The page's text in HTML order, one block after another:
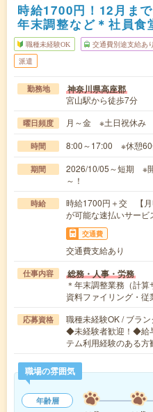
時給1700円！12月ま
年末調整など＊社員食
職種未経験OK 交通費別途支給あり
派遣
勤務地 神奈川県高座郡
宮山駅から徒歩7分
曜日頻度 月～金 ※土日祝休み
時間 8:00～17:00 ※休憩60
期間
2026/10/05～短期 ※
～！
時給
時給1700円＋交 【
が可能な速払いサービ
交通費
交通費支給あり
仕事内容 総務・人事・労務
＊年末調整業務（計
資料ファイリング・
応募資格
職種未経験OK / ブラ
◆未経験者歓迎！◆給
テム利用経験のある
職場の雰囲気
年齢層